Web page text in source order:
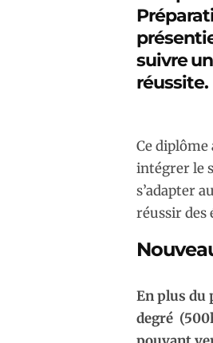
suivre
réussite.
Ce diplôme
intégrer le
s’adapter
réussir des
En plus du
degré